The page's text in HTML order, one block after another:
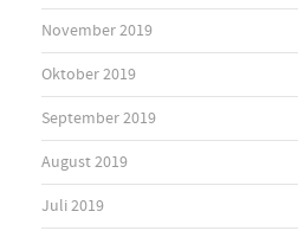
November 2019
Oktober 2019
September 2019
August 2019
Juli 2019